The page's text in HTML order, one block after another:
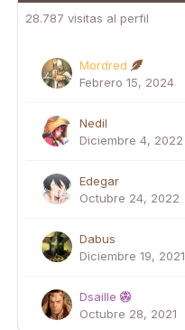
28.787 visitas al perfil
Mordred
Febrero 15, 2024
Nedil
Diciembre 4, 2022
Edegar
Octubre 24, 2022
Dabus
Diciembre 19, 2021
Dsaille
Octubre 28, 2021